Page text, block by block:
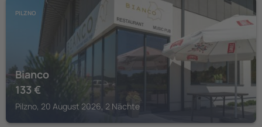
PILZNO
Bianco
133€
Pilzno, 20 August 2026, 2 Nächte